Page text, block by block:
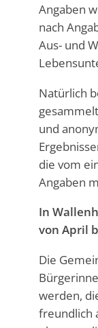
Angaben
nach
Aus- und
Natürlich
und
die vom
Angaben
In
von April
Die
werden,
freundlich